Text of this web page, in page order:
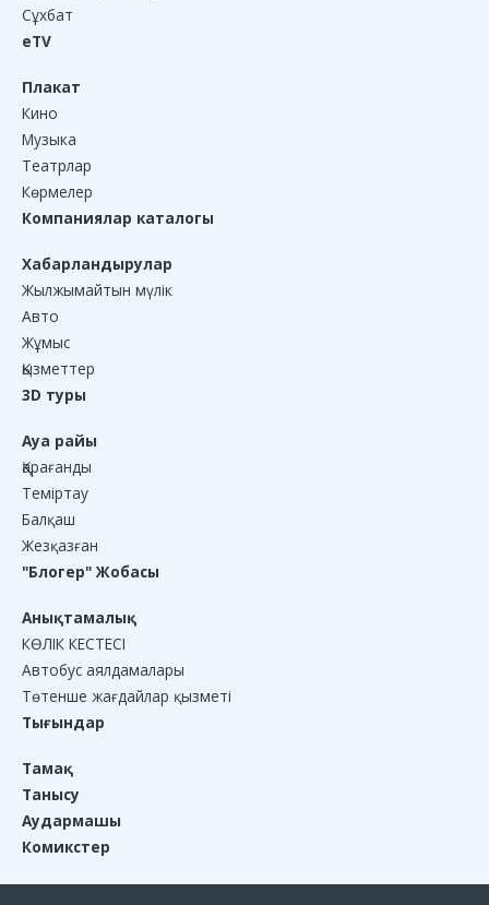
Сұхбат
eTV
Плакат
Кино
Музыка
Театрлар
Көрмелер
Компаниялар каталогы
Хабарландырулар
Жылжымайтын мүлік
Авто
Жұмыс
Қызметтер
3D туры
Ауа райы
Қарағанды
Теміртау
Балқаш
Жезқазған
"Блогер" Жобасы
Анықтамалық
КӨЛІК КЕСТЕСІ
Автобус аялдамалары
Төтенше жағдайлар қызметі
Тығындар
Тамақ
Танысу
Аудармашы
Комикстер